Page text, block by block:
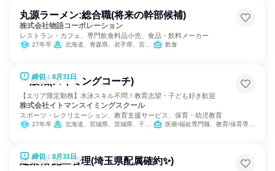
丸源ラーメン:総合職(将来の幹部候補)
株式会社物語コーポレーション
レストラン・カフェ、専門飲食料品小売、食品・飲料メーカー
27年卒 北海道、青森県、岩手県、宮城県、秋田県、山形県、福島県、茨城県、栃木県、群馬県、埼玉県、千葉県、東京都、神奈川県、新潟県、富山県、石川県、福井県、山梨県、長野県、岐阜県、静岡県、愛知県、三重県、滋賀県、京都府、大阪府、兵庫県、奈良県、和歌山県、鳥取県、島根県、岡山県、広島県、山口県、徳島県、香川県、愛媛県、高知県、福岡県、佐賀県、長崎県、熊本県、大分県、宮崎県、鹿児島県、沖縄県 飲食
締切：8月31日
一般職(スイミングコーチ)
【エリア限定勤務】水泳スキル不問！教育志望・子ども好き歓迎
株式会社イトマンスイミングスクール
スポーツ・レクリエーション、教育支援サービス、保育・幼児教育
27年卒 北海道、宮城県、茨城県、千葉県、東京都、神奈川県、静岡県、愛知県、三重県、京都府、大阪府、兵庫県、奈良県、福岡県 医療/福祉専門職、教育/保育専門職
締切：8月31日
建築職 施工管理(埼玉県配属確約✨)